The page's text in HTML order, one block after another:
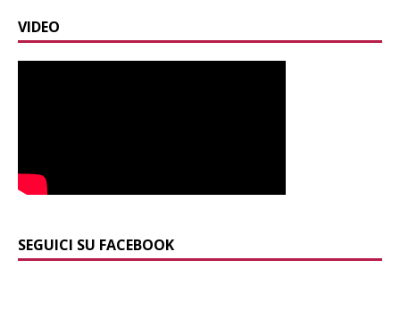
VIDEO
SEGUICI SU FACEBOOK